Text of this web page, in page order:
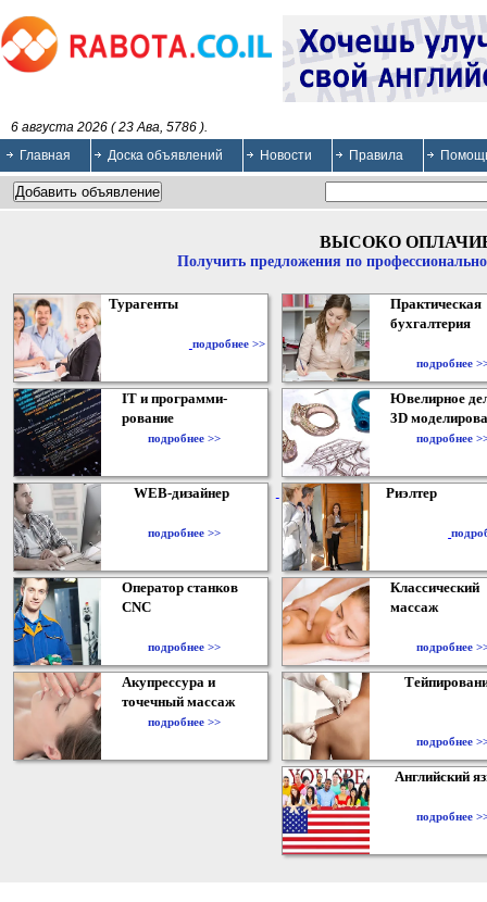
6 августа 2026 ( 23 Ава, 5786 ).
Главная
Доска объявлений Новости Правила
ВЫСОКО
Получить предложения по
Турагенты
подробнее >>
Практическая
бухгалтерия
подробнее
IT и программи-
рование
подробнее >>
Ювелирное
3D
подробнее
WEB-дизайнер
подробнее >>
Риэлтер
Оператор станков
CNC
подробнее >>
Классический
массаж
подробнее
Акупрессура и
точечный массаж
подробнее >>
подробнее
Английский
подробнее